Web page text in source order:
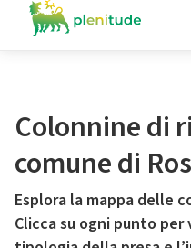
Colonnine di
comune di
Esplora la mappa delle
Clicca su ogni punto